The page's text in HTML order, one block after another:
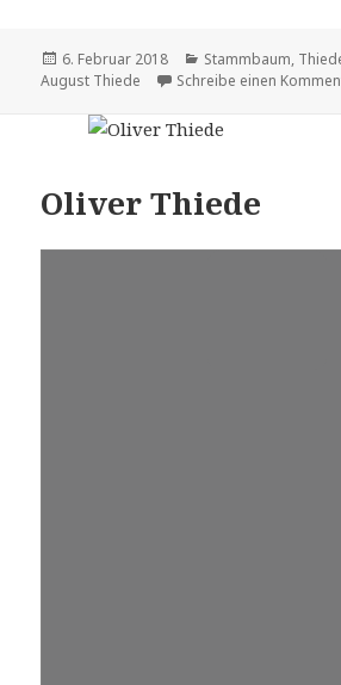
Veröffentlicht
am
6. Februar 2018 Kategorien
Stammbaum,
August Thiede
Schreibe einen
Oliver Thiede